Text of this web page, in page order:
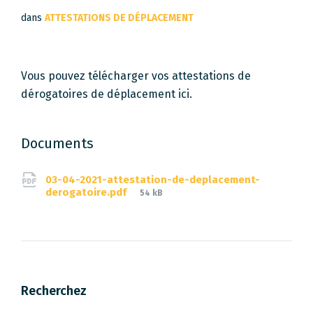
dans ATTESTATIONS DE DÉPLACEMENT
Vous pouvez télécharger vos attestations de
dérogatoires de déplacement ici.
Documents
03-04-2021-attestation-de-deplacement-
derogatoire.pdf
File
54 kB
Recherchez